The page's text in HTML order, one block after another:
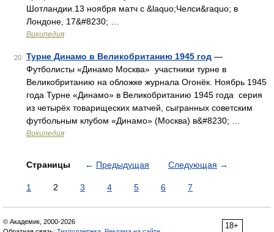
Шотландии.13 ноября матч с &laquo;Челси&raquo; в
Лондоне, 17&#8230; …
Википедия
20 Турне Динамо в Великобританию 1945 год —
Футболисты «Динамо Москва» участники турне в
Великобританию на обложке журнала Огонёк. Ноябрь 1945
года Турне «Динамо» в Великобританию 1945 года серия
из четырёх товарищеских матчей, сыгранных советским
футбольным клубом «Динамо» (Москва) в&#8230; …
Википедия
Страницы ← Предыдущая Следующая →
1 2 3 4 5 6 7
18+
© Академик, 2000-2026